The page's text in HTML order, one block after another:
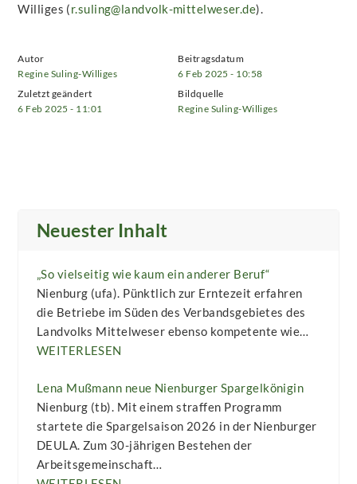
Williges (r.suling@landvolk-mittelweser.de).
Autor
Regine Suling-Williges
Beitragsdatum
6 Feb 2025 - 10:58
Zuletzt geändert
6 Feb 2025 - 11:01
Bildquelle
Regine Suling-Williges
Neuester Inhalt
„So vielseitig wie kaum ein anderer Beruf“
Nienburg (ufa). Pünktlich zur Erntezeit erfahren
die Betriebe im Süden des Verbandsgebietes des
Landvolks Mittelweser ebenso kompetente wie…
WEITERLESEN
Lena Mußmann neue Nienburger Spargelkönigin
Nienburg (tb). Mit einem straffen Programm
startete die Spargelsaison 2026 in der Nienburger
DEULA. Zum 30-jährigen Bestehen der
Arbeitsgemeinschaft…